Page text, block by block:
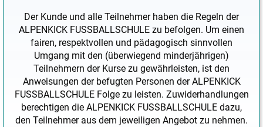
Der Kunde und alle Teilnehmer haben die Regeln der
ALPENKICK FUSSBALLSCHULE zu befolgen. Um einen
fairen, respektvollen und pädagogisch sinnvollen
Umgang mit den (überwiegend minderjährigen)
Teilnehmern der Kurse zu gewährleisten, ist den
Anweisungen der befugten Personen der ALPENKICK
FUSSBALLSCHULE Folge zu leisten. Zuwiderhandlungen
berechtigen die ALPENKICK FUSSBALLSCHULE dazu,
den Teilnehmer aus dem jeweiligen Angebot zu nehmen.